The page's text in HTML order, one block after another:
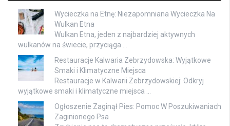
Wycieczka na Etnę: Niezapomniana Wycieczka Na
Wulkan Etna
Wulkan Etna, jeden z najbardziej aktywnych
wulkanów na świecie, przyciąga …
Restauracje Kalwaria Zebrzydowska: Wyjątkowe
Smaki i Klimatyczne Miejsca
Restauracje w Kalwarii Zebrzydowskiej: Odkryj
wyjątkowe smaki i klimatyczne miejsca …
Ogłoszenie Zaginął Pies: Pomoc W Poszukiwaniach
Zaginionego Psa